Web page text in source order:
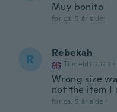
Muy bonito
for ca. 5 år siden
R Rebekah
Tilmeldt 2020 ·
Wrong size
not the item I
for ca. 5 år siden